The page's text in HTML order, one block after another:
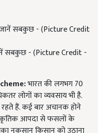
सबकुछ - (Picture Credit -
भारत की लगभग 70
लोगों का व्यवसाय भी है.
हैं. कई बार अचानक होने
आपदा से फसलों के